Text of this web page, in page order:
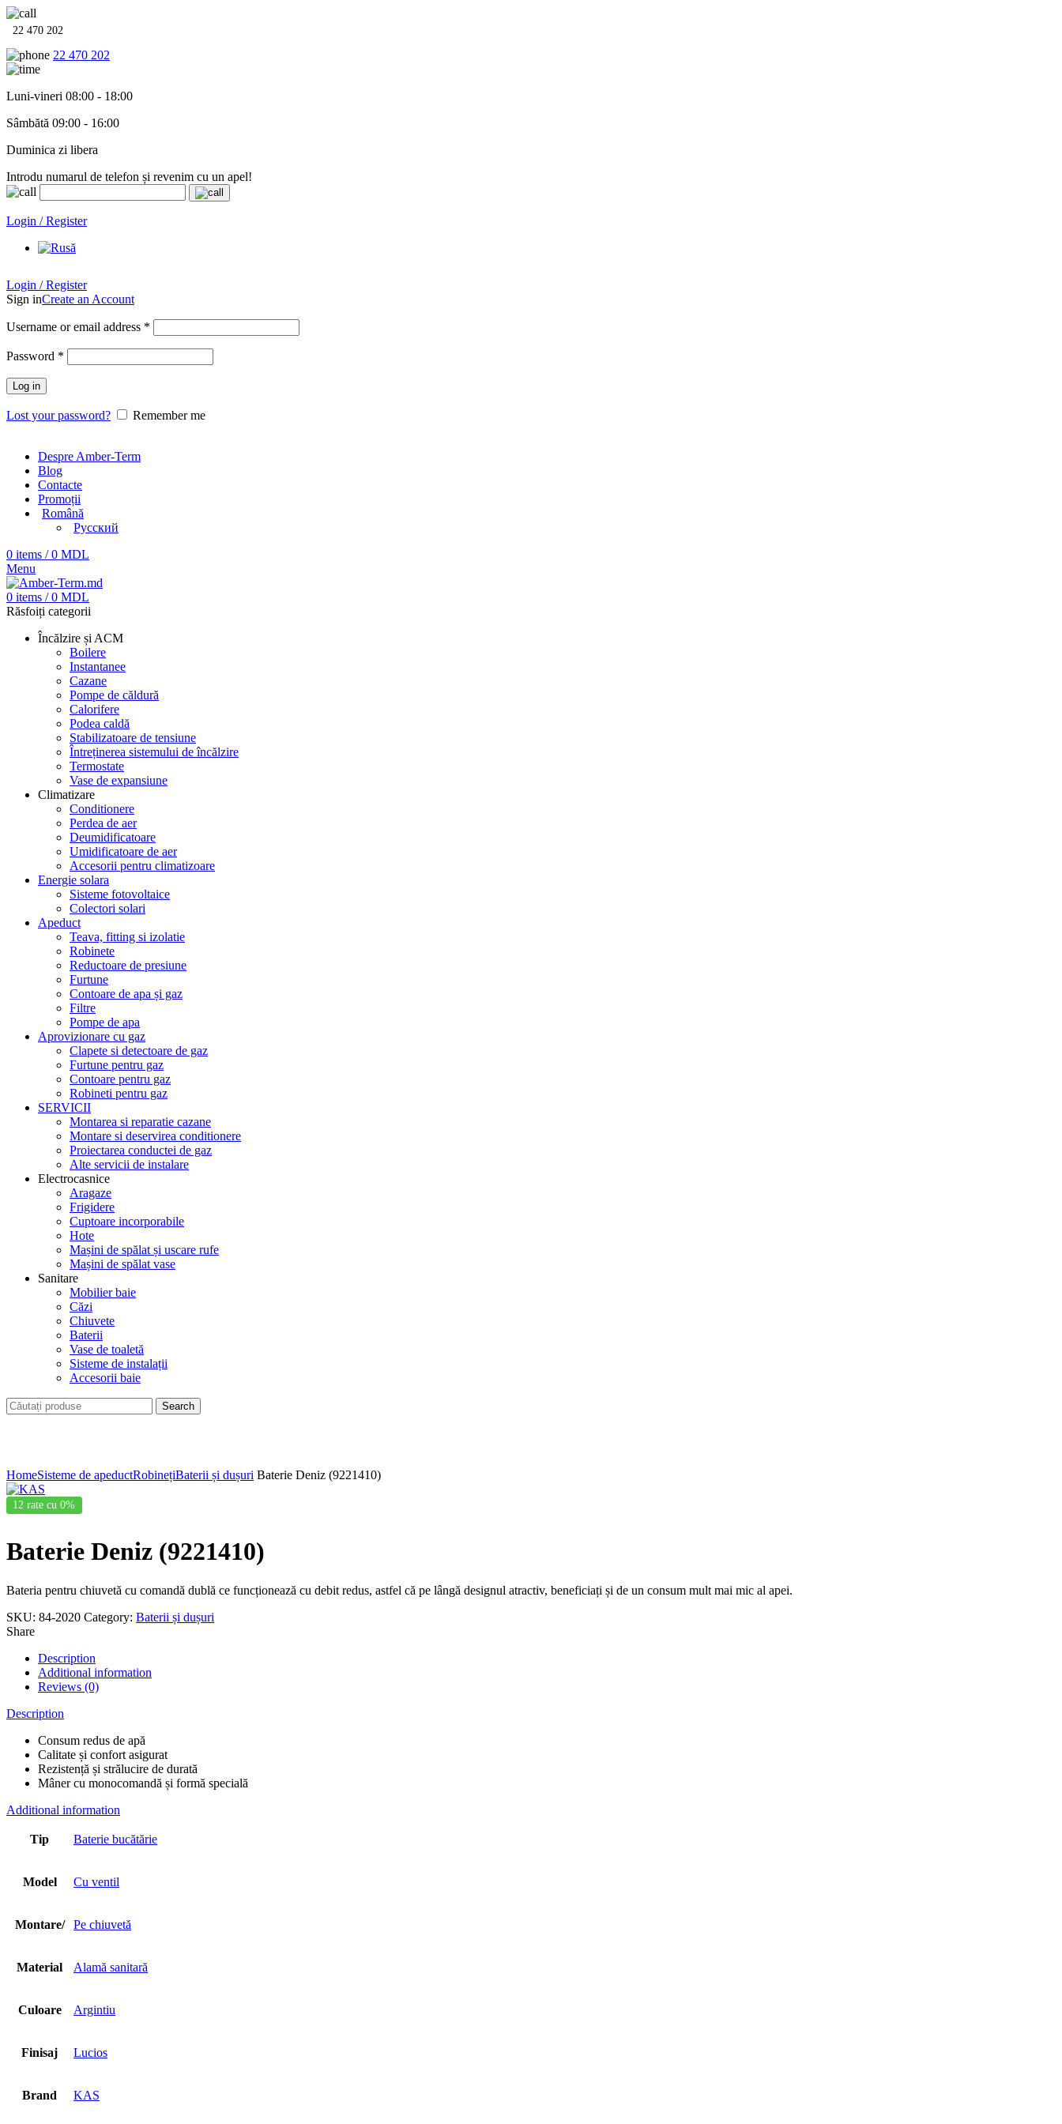
22 470 202
22 470 202
Luni-vineri 08:00 - 18:00
Sâmbătă 09:00 - 16:00
Duminica zi libera
Introdu numarul de telefon și revenim cu un apel!
Login / Register
Login / Register
Sign inCreate an Account
Username or email address *
Password *
Log in
Lost your password? Remember me
Despre Amber-Term
Blog
Contacte
Promoții
Română
Русский
0 items / 0 MDL
Menu
0 items / 0 MDL
Răsfoiți categorii
Încălzire și ACM
Boilere
Instantanee
Cazane
Pompe de căldură
Calorifere
Podea caldă
Stabilizatoare de tensiune
Întreținerea sistemului de încălzire
Termostate
Vase de expansiune
Climatizare
Conditionere
Perdea de aer
Deumidificatoare
Umidificatoare de aer
Accesorii pentru climatizoare
Energie solara
Sisteme fotovoltaice
Colectori solari
Apeduct
Teava, fitting si izolatie
Robinete
Reductoare de presiune
Furtune
Contoare de apa și gaz
Filtre
Pompe de apa
Aprovizionare cu gaz
Clapete si detectoare de gaz
Furtune pentru gaz
Contoare pentru gaz
Robineti pentru gaz
SERVICII
Montarea si reparatie cazane
Montare si deservirea conditionere
Proiectarea conductei de gaz
Alte servicii de instalare
Electrocasnice
Aragaze
Frigidere
Cuptoare incorporabile
Hote
Mașini de spălat și uscare rufe
Mașini de spălat vase
Sanitare
Mobilier baie
Căzi
Chiuvete
Baterii
Vase de toaletă
Sisteme de instalații
Accesorii baie
Search
HomeSisteme de apeductRobinețiBaterii și dușuri Baterie Deniz (9221410)
12 rate cu 0%
Baterie Deniz (9221410)
Bateria pentru chiuvetă cu comandă dublă ce funcționează cu debit redus, astfel că pe lângă designul atractiv, beneficiați și de un consum mult mai mic al apei.
SKU: 84-2020 Category: Baterii și dușuri
Share
Description
Additional information
Reviews (0)
Description
Consum redus de apă
Calitate și confort asigurat
Rezistență și strălucire de durată
Mâner cu monocomandă și formă specială
Additional information
Tip Baterie bucătărie
Model Cu ventil
Montare/ Pe chiuvetă
Material Alamă sanitară
Culoare Argintiu
Finisaj Lucios
Brand KAS